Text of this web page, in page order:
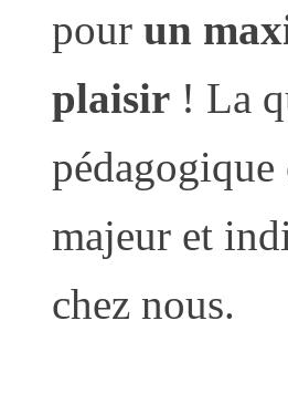
pour un
plaisir ! La
majeur et
chez nous.